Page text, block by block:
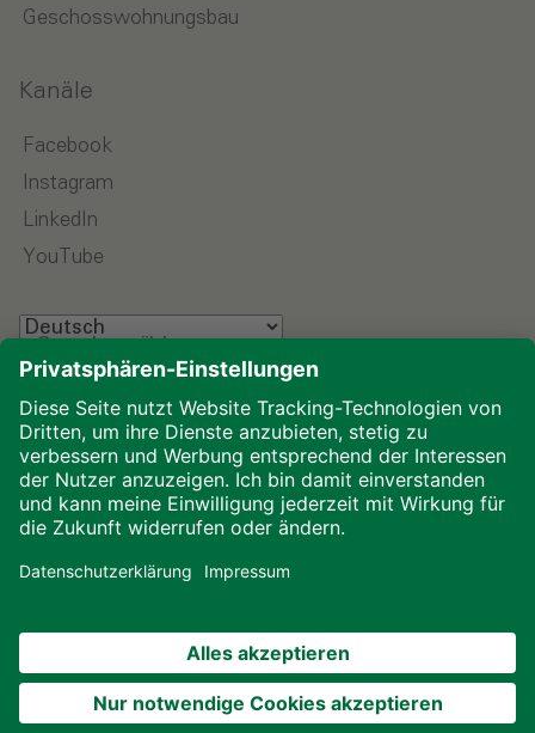
Geschosswohnungsbau
Kanäle
Facebook
Instagram
LinkedIn
YouTube
Impressum
Datenschutz
Downloads
Cookies